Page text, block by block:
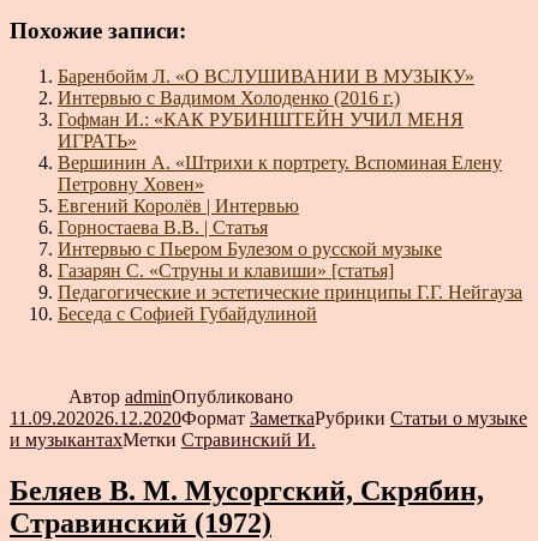
Похожие записи:
Баренбойм Л. «О ВСЛУШИВАНИИ В МУЗЫКУ»
Интервью с Вадимом Холоденко (2016 г.)
Гофман И.: «КАК РУБИНШТЕЙН УЧИЛ МЕНЯ
ИГРАТЬ»
Вершинин А. «Штрихи к портрету. Вспоминая Елену
Петровну Ховен»
Евгений Королёв | Интервью
Горностаева В.В. | Статья
Интервью с Пьером Булезом о русской музыке
Газарян С. «Струны и клавиши» [статья]
Педагогические и эстетические принципы Г.Г. Нейгауза
Беседа с Софией Губайдулиной
Автор adminОпубликовано
11.09.202026.12.2020Формат ЗаметкаРубрики Статьи о музыке
и музыкантахМетки Стравинский И.
Беляев В. М. Мусоргский, Скрябин,
Стравинский (1972)